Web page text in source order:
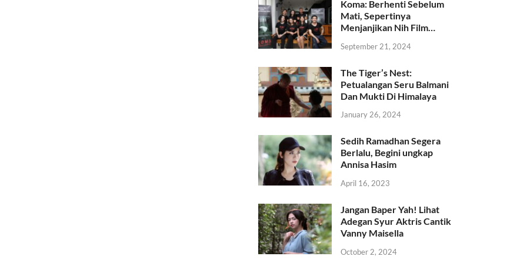
Koma: Berhenti Sebelum
Mati, Sepertinya
Menjanjikan Nih Film…
September 21, 2024
The Tiger’s Nest:
Petualangan Seru Balmani
Dan Mukti Di Himalaya
January 26, 2024
Sedih Ramadhan Segera
Berlalu, Begini ungkap
Annisa Hasim
April 16, 2023
Jangan Baper Yah! Lihat
Adegan Syur Aktris Cantik
Vanny Maisella
October 2, 2024